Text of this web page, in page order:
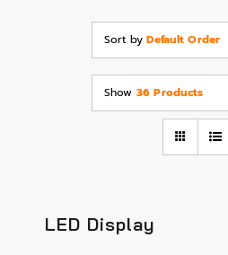
Sort byDefault Order
Show 36 Products
LED Display